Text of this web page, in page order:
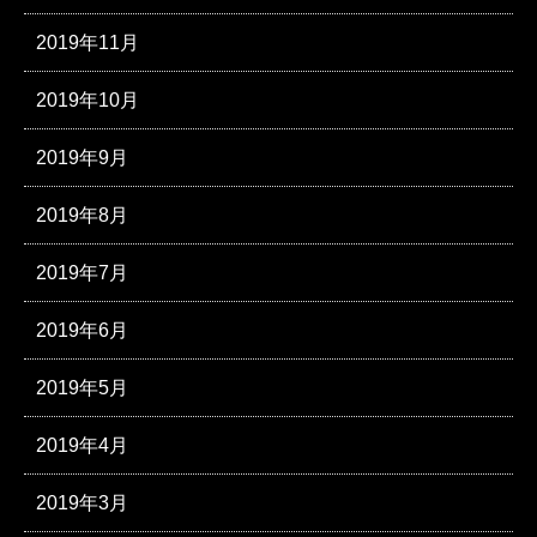
2019年11月
2019年10月
2019年9月
2019年8月
2019年7月
2019年6月
2019年5月
2019年4月
2019年3月